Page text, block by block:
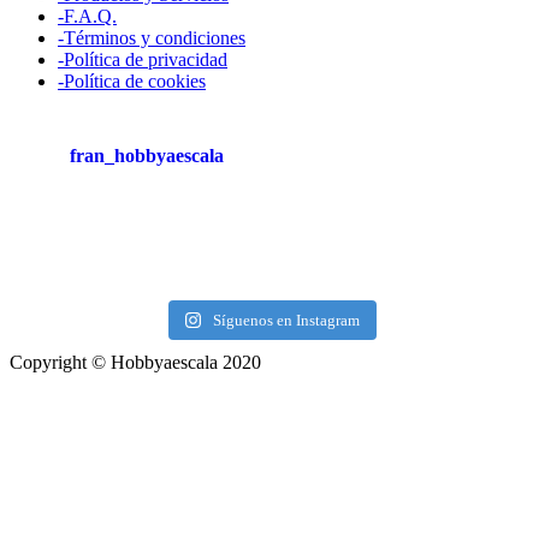
-F.A.Q.
-Términos y condiciones
-Política de privacidad
-Política de cookies
fran_hobbyaescala
Síguenos en Instagram
Copyright © Hobbyaescala 2020